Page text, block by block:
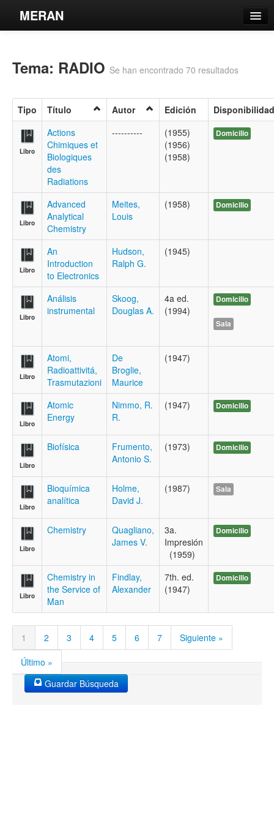
MERAN
Búsqueda Avanzada
Contacto
Iniciar sesión
Tema: RADIO Se han encontrado 70 resultados
Tipo Título Autor Edición Disponibilidad
Libro
Actions
Chimiques et
Biologiques
des
Radiations
----------
(1955)
(1956)
(1958)
Domicilio
Libro
Advanced
Analytical
Chemistry
Meites,
Louis
(1958) Domicilio
Libro
An
Introduction
to Electronics
Hudson,
Ralph G.
(1945)
Libro
Análisis
instrumental
Skoog,
Douglas A.
4a ed.
(1994)
Domicilio
Sala
Libro
Atomi,
Radioattivitá,
Trasmutazioni
De
Broglie,
Maurice
(1947)
Libro
Atomic
Energy
Nimmo, R.
R.
(1947) Domicilio
Libro
Biofísica
Frumento,
Antonio S.
(1973) Domicilio
Libro
Bioquímica
analítica
Holme,
David J.
(1987) Sala
Libro
Chemistry
Quagliano,
James V.
3a.
Impresión
(1959)
Domicilio
Libro
Chemistry in
the Service of
Man
Findlay,
Alexander
7th. ed.
(1947)
Domicilio
1 2 3 4 5 6 7
Siguiente »
Último »
Guardar Búsqueda